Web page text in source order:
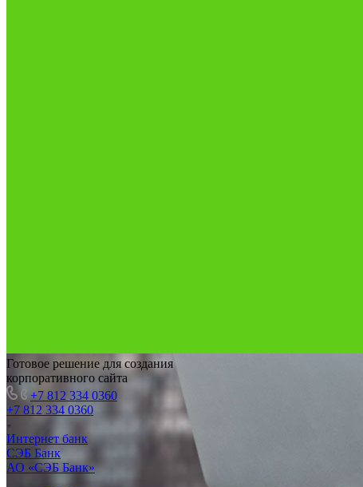
Готовое решение для создания
корпоративного сайта
+7 812 334 0360
+7 812 334 0360
Интернет банк
СЭБ Банк
АО «СЭБ Банк»